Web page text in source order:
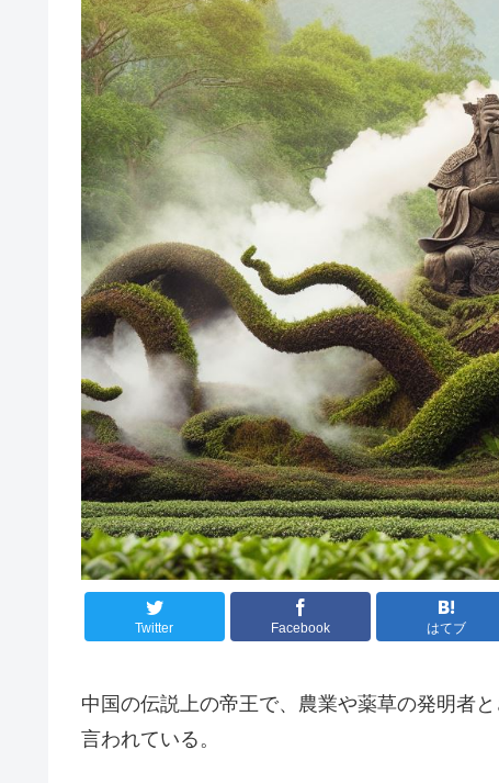
Twitter Facebook はてブ
中国の伝説上の帝王で、農業や薬草の発明者
言われている。